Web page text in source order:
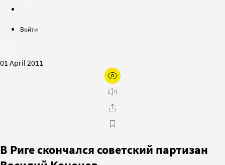
Войти
01 April 2011
В Риге скончался советский партизан